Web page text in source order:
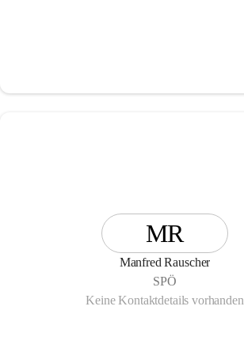
MR
Manfred Rauscher
SPÖ
Keine Kontaktdetails vorhanden